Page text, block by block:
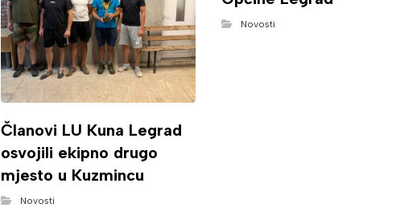
Članovi LU Kuna Legrad
osvojili ekipno drugo
mjesto u Kuzmincu
Novosti
Novosti